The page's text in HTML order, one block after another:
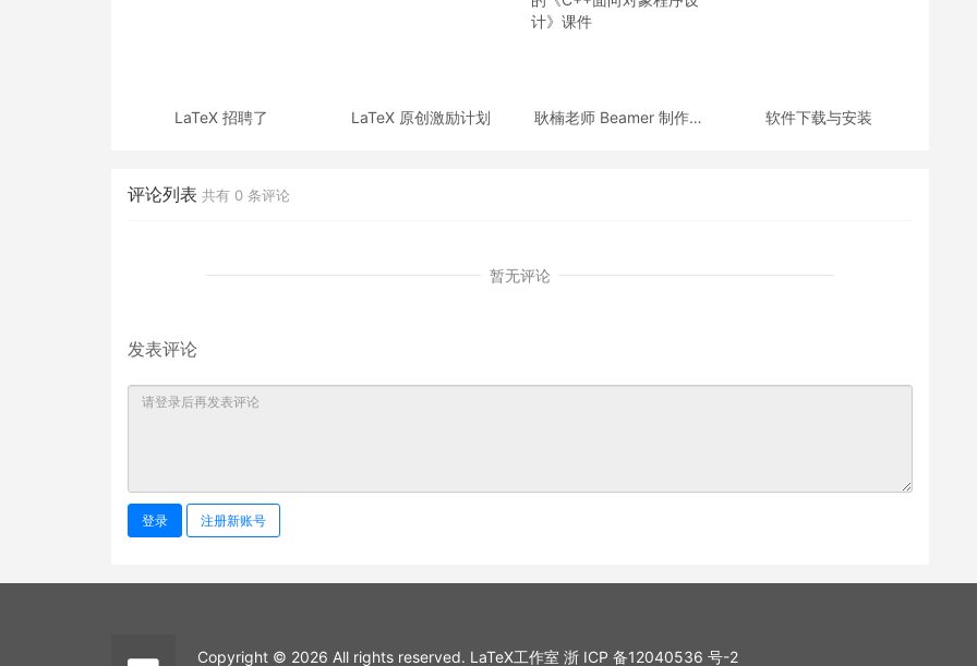
LaTeX 招聘了 LaTeX 原创激励计划
耿楠老师 Beamer 制作的
软件下载与安装
评论列表 共有 0 条评论
暂无评论
发表评论
登录 注册新账号
Copyright © 2026 All rights reserved. LaTeX工作室 浙 ICP 备12040536 号-2